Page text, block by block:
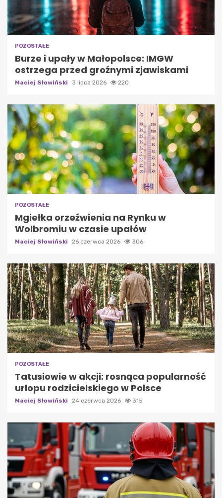
POZOSTAŁE
Burze i upały w Małopolsce: IMGW
ostrzega przed groźnymi zjawiskami
Maciej Słowiński 3 lipca 2026 220
POZOSTAŁE
Mgiełka orzeźwienia na Rynku w
Wolbromiu w czasie upałów
Maciej Słowiński 26 czerwca 2026 306
POZOSTAŁE
Tatusiowie w akcji: rosnąca popularność
urlopu rodzicielskiego w Polsce
Maciej Słowiński 24 czerwca 2026 315